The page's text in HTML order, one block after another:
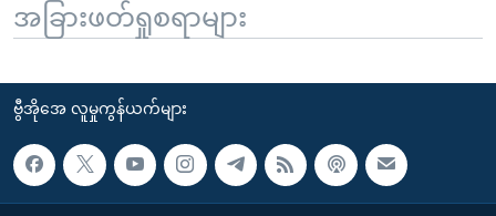
အခြားဖတ်ရှုစရာများ
ဗွီအိုအေ လူမှုကွန်ယက်များ